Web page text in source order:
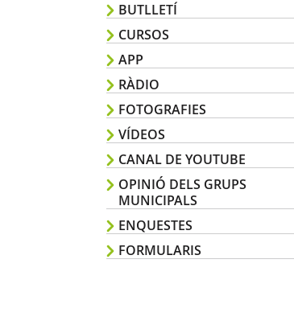
BUTLLETÍ
CURSOS
APP
RÀDIO
FOTOGRAFIES
VÍDEOS
CANAL DE YOUTUBE
OPINIÓ DELS GRUPS
MUNICIPALS
ENQUESTES
FORMULARIS